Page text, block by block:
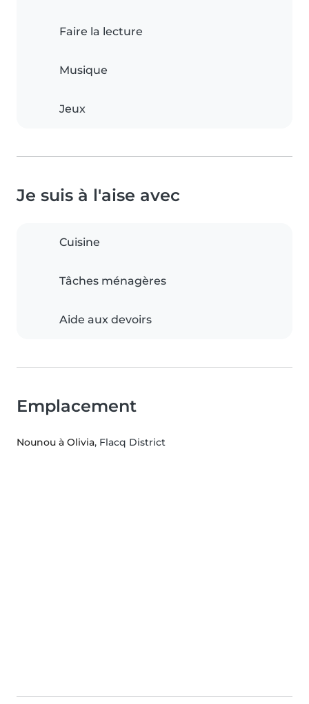
Faire la lecture
Musique
Jeux
Je suis à l'aise avec
Cuisine
Tâches ménagères
Aide aux devoirs
Emplacement
Nounou à Olivia, Flacq District